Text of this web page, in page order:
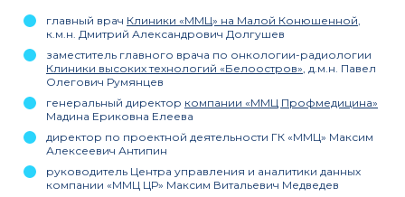
главный врач Клиники «ММЦ» на Малой Конюшенной,
к.м.н. Дмитрий Александрович Долгушев
заместитель главного врача по онкологии-радиологии
Клиники высоких технологий «Белоостров», д.м.н. Павел
Олегович Румянцев
генеральный директор компании «ММЦ Профмедицина»
Мадина Ериковна Елеева
директор по проектной деятельности ГК «ММЦ» Максим
Алексеевич Антипин
руководитель Центра управления и аналитики данных
компании «ММЦ ЦР» Максим Витальевич Медведев